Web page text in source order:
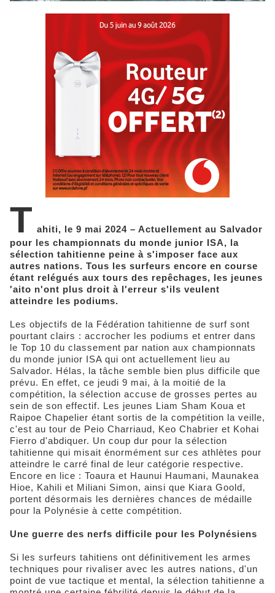
T ahiti, le 9 mai 2024 – Actuellement au Salvador
pour les championnats du monde junior ISA, la
sélection tahitienne peine à s'imposer face aux
autres nations. Tous les surfeurs encore en course
étant relégués aux tours des repêchages, les jeunes
'aito n'ont plus droit à l'erreur s'ils veulent
atteindre les podiums.
Les objectifs de la Fédération tahitienne de surf sont
pourtant clairs : accrocher les podiums et entrer dans
le Top 10 du classement par nation aux championnats
du monde junior ISA qui ont actuellement lieu au
Salvador. Hélas, la tâche semble bien plus difficile que
prévu. En effet, ce jeudi 9 mai, à la moitié de la
compétition, la sélection accuse de grosses pertes au
sein de son effectif. Les jeunes Liam Sham Koua et
Raipoe Chapelier étant sortis de la compétition la veille,
c'est au tour de Peio Charriaud, Keo Chabrier et Kohai
Fierro d'abdiquer. Un coup dur pour la sélection
tahitienne qui misait énormément sur ces athlètes pour
atteindre le carré final de leur catégorie respective.
Encore en lice : Toaura et Haunui Haumani, Maunakea
Hioe, Kahili et Miliani Simon, ainsi que Kiara Goold,
portent désormais les dernières chances de médaille
pour la Polynésie à cette compétition.
Une guerre des nerfs difficile pour les Polynésiens
Si les surfeurs tahitiens ont définitivement les armes
techniques pour rivaliser avec les autres nations, d'un
point de vue tactique et mental, la sélection tahitienne a